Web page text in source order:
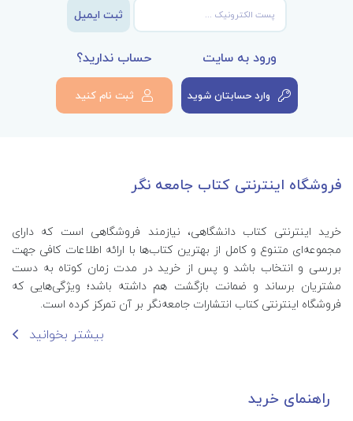
ثبت ایمیل
ورود به سایت
وارد حسابتان شوید
حساب ندارید؟
ثبت نام کنید
فروشگاه اینترنتی کتاب جامعه نگر
خرید اینترنتی کتاب‌ دانشگاهی، نیازمند فروشگاهی است که دارای
مجموعه‌ای متنوع و کامل از بهترین کتاب‌ها با ارائه اطلاعات کافی جهت
بررسی و انتخاب باشد و پس از خرید در مدت زمان کوتاه به دست
مشتریان برساند و ضمانت بازگشت هم داشته باشد؛ ویژگی‌هایی که
فروشگاه اینترنتی کتاب انتشارات جامعه‌نگر بر آن تمرکز کرده است.
بیشتر بخوانید
راهنمای خرید